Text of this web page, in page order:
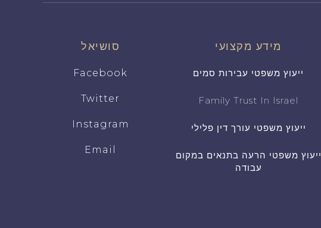
מידע מקצועי
ייעוץ משפטי עבירות סמים
Family Trust In Israel
ייעוץ משפטי עורך דין פלילי
ייעוץ משפטי הרעה בתנאים במקום
עבודה
סושיאל
Facebook
Twitter
Instagram
Email